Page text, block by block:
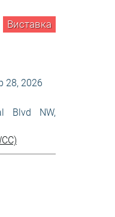
Виставка
28, 2026
Blvd NW,